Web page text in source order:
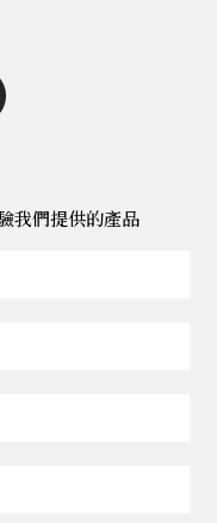
我們提供的產品